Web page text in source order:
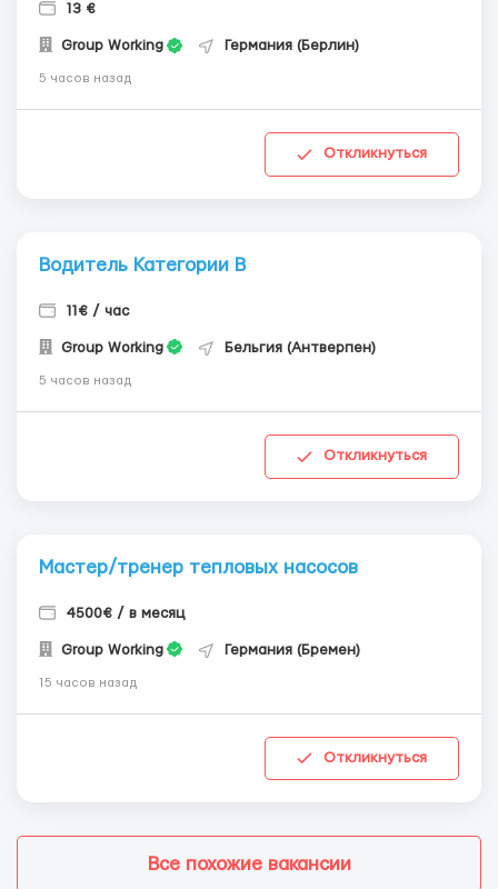
13 €
Group Working Германия (Берлин)
5 часов назад
Откликнуться
Водитель Категории В
11€ / час
Group Working Бельгия (Антверпен)
5 часов назад
Откликнуться
Мастер/тренер тепловых насосов
4500€ / в месяц
Group Working Германия (Бремен)
15 часов назад
Откликнуться
Все похожие вакансии